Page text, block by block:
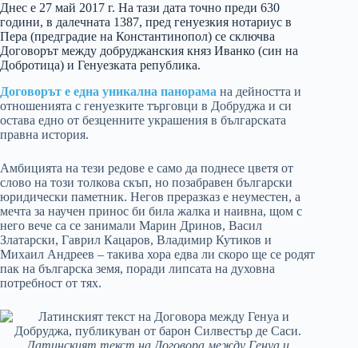
Днес е 27 май 2017 г. На тази дата точно преди 630
години, в далечната 1387, пред генуезкия нотариус в
Пера (предградие на Константинопол) се сключва
Договорът между добруджанския княз Иванко (син на
Добротица) и Генуезката република.
Договорът е една уникална панорама на дейността и
отношенията с генуезките търговци в Добруджа и си
остава едно от безценните украшения в българската
правна история.
Амбицията на тези редове е само да поднесе цветя от
слово на този толкова скъп, но позабравен български
юридически паметник. Негов преразказ е неуместен, а
мечта за научен принос би била жалка и наивна, щом с
него вече са се занимали Марин Дринов, Васил
Златарски, Гаврил Кацаров, Владимир Кутиков и
Михаил Андреев – такива хора едва ли скоро ще се родят
пак на българска земя, поради липсата на духовна
потребност от тях.
Латинският текст на Договора между Генуа и